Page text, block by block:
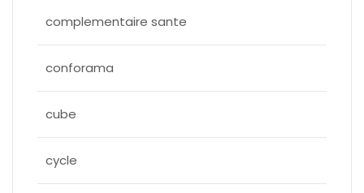
complementaire sante
conforama
cube
cycle